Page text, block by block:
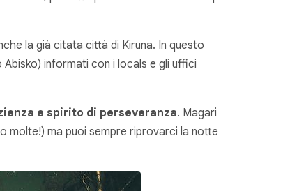
la già citata città di Kiruna. In questo
informati con i locals e gli uffici
e spirito di perseveranza. Magari
molte!) ma puoi sempre riprovarci la notte